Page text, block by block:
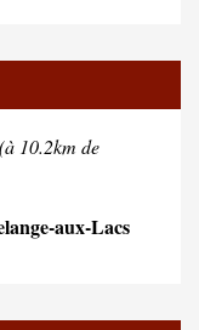
(à 10.2km de
aux-Lacs